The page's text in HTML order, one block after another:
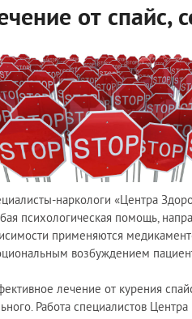
от спайс,
наркологи «Центра
психологическая помощь,
применяются
возбуждением
лечение от курения
Работа специалистов